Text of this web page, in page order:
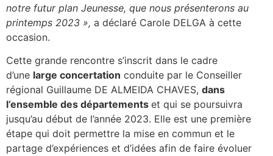
notre futur plan Jeunesse, que nous présenterons au
printemps 2023 », a déclaré Carole DELGA à cette
occasion.
Cette grande rencontre s’inscrit dans le cadre
d’une large concertation conduite par le Conseiller
régional Guillaume DE ALMEIDA CHAVES, dans
l’ensemble des départements et qui se poursuivra
jusqu’au début de l’année 2023. Elle est une première
étape qui doit permettre la mise en commun et le
partage d’expériences et d’idées afin de faire évoluer